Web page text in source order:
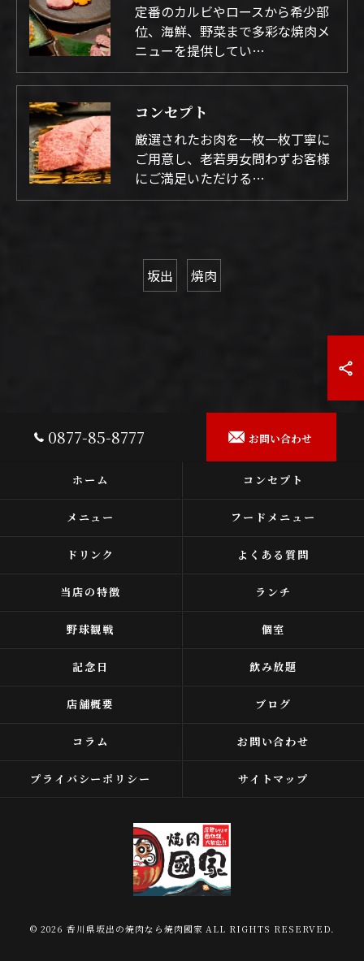
定番のカルビやロースから希少部
位、海鮮、野菜まで多彩な焼肉メ
ニューを提供してい…
コンセプト
厳選されたお肉を一枚一枚丁寧に
ご用意し、老若男女問わずお客様
にご満足いただける…
坂出 焼肉
0877-85-8777 お問い合わせ
ホーム コンセプト
メニュー フードメニュー
ドリンク よくある質問
当店の特徴 ランチ
野球観戦 個室
記念日 飲み放題
店舗概要 ブログ
コラム お問い合わせ
プライバシーポリシー サイトマップ
© 2026 香川県坂出の焼肉なら焼肉國家 ALL RIGHTS RESERVED.